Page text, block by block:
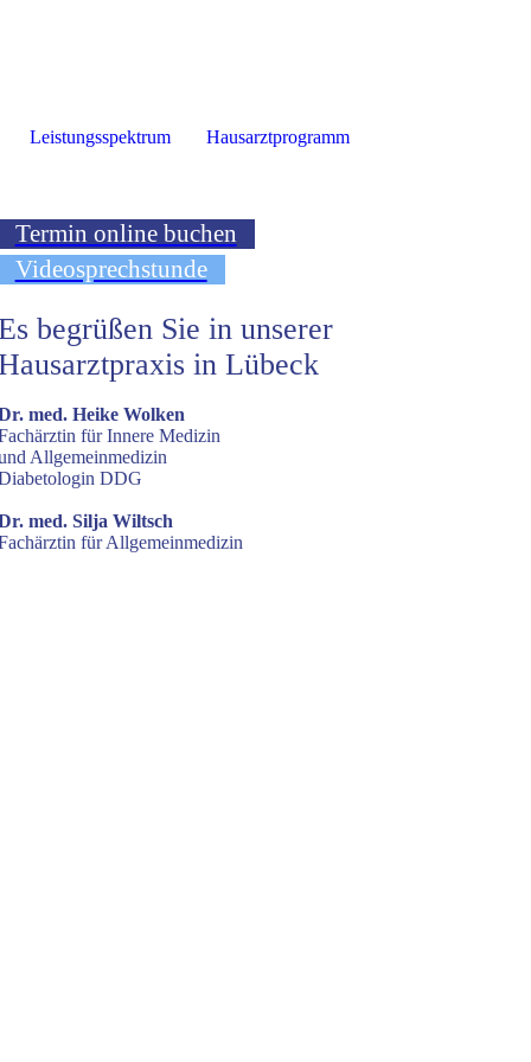
Leistungsspektrum Hausarztprogramm
Termin online buchen
Videosprechstunde
begrüßen Sie in unserer
in Lübeck
med. Heike Wolken
für Innere Medizin
Allgemeinmedizin
DDG
med. Silja Wiltsch
für Allgemeinmedizin